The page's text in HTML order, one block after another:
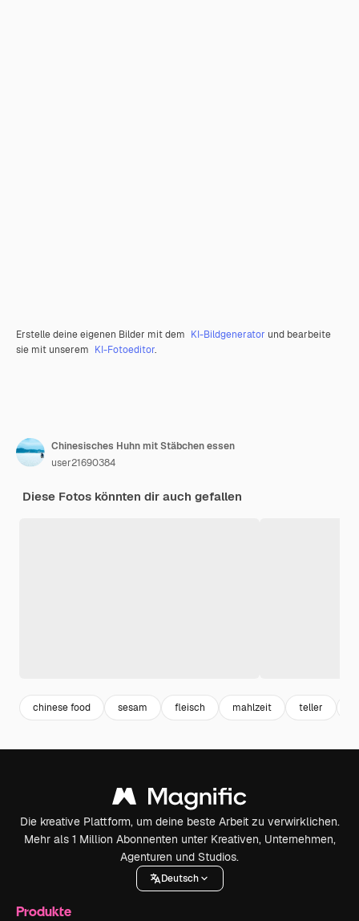
Erstelle deine eigenen Bilder mit dem KI-Bildgenerator und bearbeite
sie mit unserem KI-Fotoeditor.
Chinesisches Huhn mit Stäbchen essen
user21690384
Diese Fotos könnten dir auch gefallen
chinese food sesam fleisch mahlzeit teller
Die kreative Plattform, um deine beste Arbeit zu verwirklichen.
Mehr als 1 Million Abonnenten unter Kreativen, Unternehmen,
Agenturen und Studios.
Deutsch
Produkte